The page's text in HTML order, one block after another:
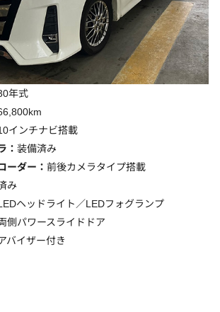
年式
インチナビ搭載
：装備済み
ーダー：前後カメラタイプ搭載
み
ヘッドライト／LEDフォグランプ
側パワースライドドア
バイザー付き